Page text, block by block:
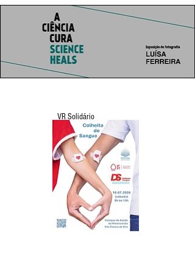
VR Solidário